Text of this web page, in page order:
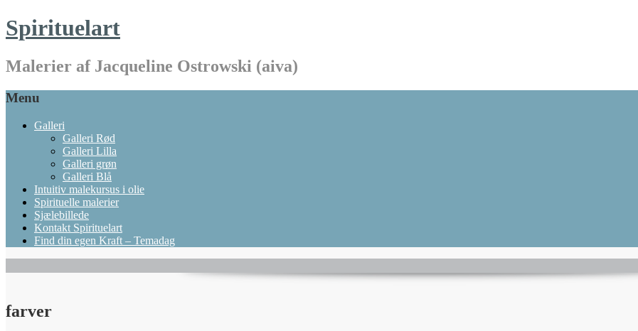
Spirituelart
Malerier af Jacqueline Ostrowski (aiva)
Menu
Galleri
Galleri Rød
Galleri Lilla
Galleri grøn
Galleri Blå
Intuitiv malekursus i olie
Spirituelle malerier
Sjælebillede
Kontakt Spirituelart
Find din egen Kraft – Temadag
farver